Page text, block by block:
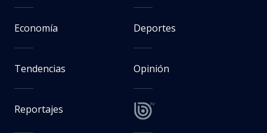
Economía Deportes
Tendencias Opinión
Reportajes